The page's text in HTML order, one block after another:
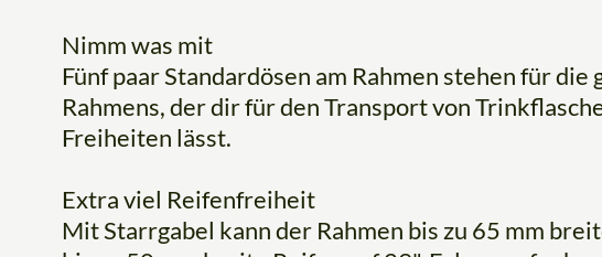
Nimm was mit
Fünf paar Standardösen am Rahmen stehen für
Rahmens, der dir für den Transport von
Freiheiten lässt.
Extra viel Reifenfreiheit
Mit Starrgabel kann der Rahmen bis zu 65 mm